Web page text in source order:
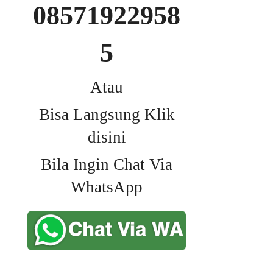
08571922958
5
Atau
Bisa Langsung Klik
disini
Bila Ingin Chat Via
WhatsApp